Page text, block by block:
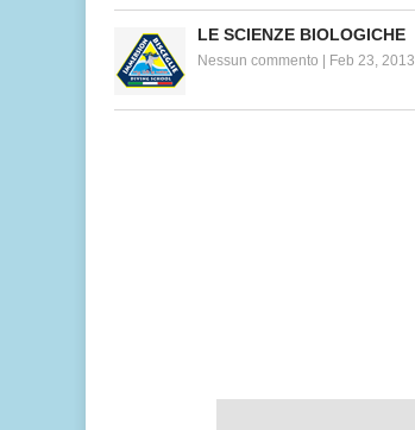
LE SCIENZE BIOLOGICHE
Nessun commento Feb 23, 2013